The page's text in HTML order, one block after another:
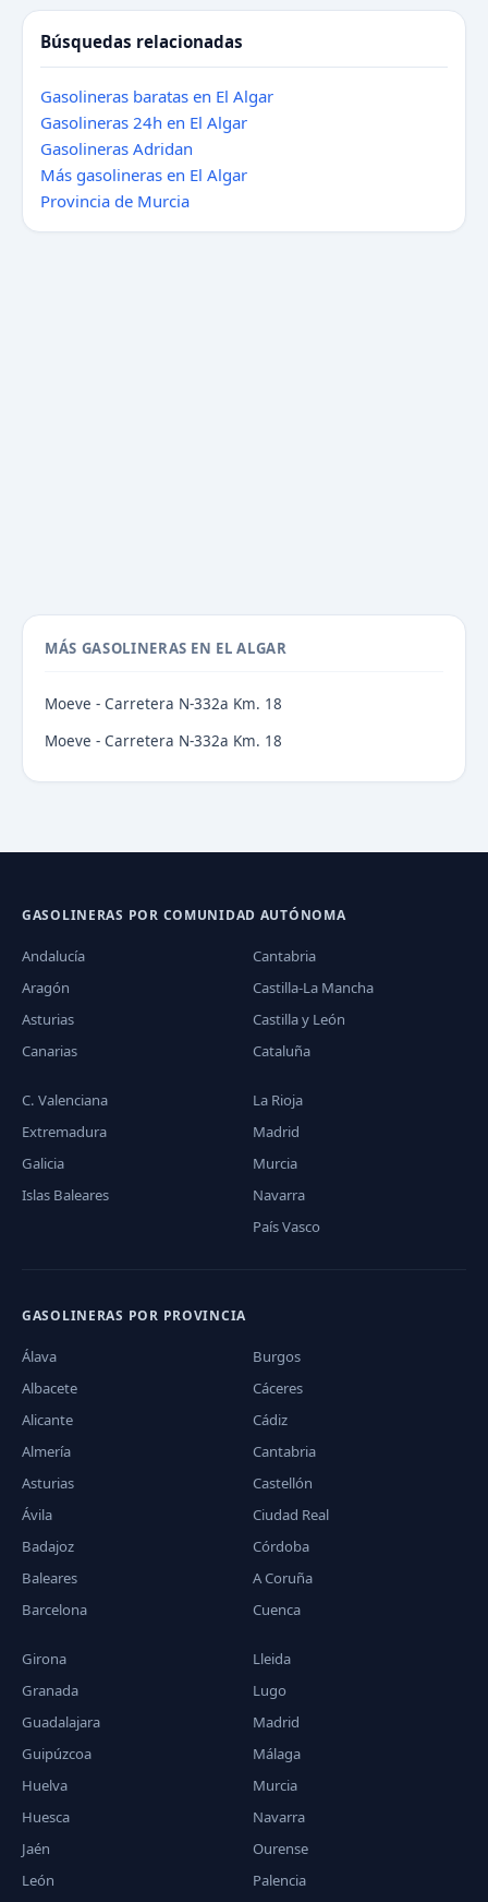
Búsquedas relacionadas
Gasolineras baratas en El Algar
Gasolineras 24h en El Algar
Gasolineras Adridan
Más gasolineras en El Algar
Provincia de Murcia
MÁS GASOLINERAS EN EL ALGAR
Moeve - Carretera N-332a Km. 18
Moeve - Carretera N-332a Km. 18
GASOLINERAS POR COMUNIDAD AUTÓNOMA
Andalucía
Aragón
Asturias
Canarias
Cantabria
Castilla-La Mancha
Castilla y León
Cataluña
C. Valenciana
Extremadura
Galicia
Islas Baleares
La Rioja
Madrid
Murcia
Navarra
País Vasco
GASOLINERAS POR PROVINCIA
Álava
Albacete
Alicante
Almería
Asturias
Ávila
Badajoz
Baleares
Barcelona
Burgos
Cáceres
Cádiz
Cantabria
Castellón
Ciudad Real
Córdoba
A Coruña
Cuenca
Girona
Granada
Guadalajara
Guipúzcoa
Huelva
Huesca
Jaén
León
Lleida
Lugo
Madrid
Málaga
Murcia
Navarra
Ourense
Palencia